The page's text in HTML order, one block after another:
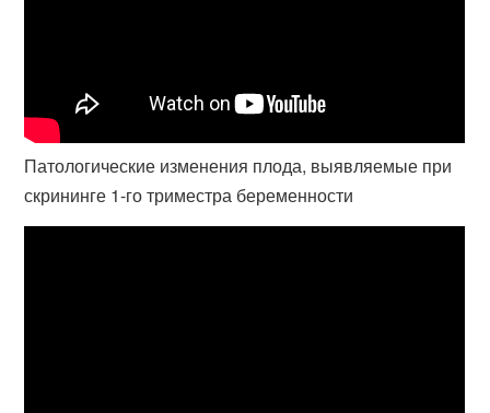
Патологические изменения плода, выявляемые при
скрининге 1-го триместра беременности